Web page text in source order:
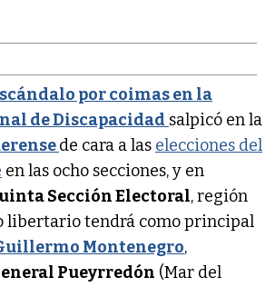
por coimas en la
de Discapacidad salpicó en la
de cara a las elecciones del
en las ocho secciones, y en
Sección Electoral, región
libertario tendrá como principal
Montenegro,
Pueyrredón (Mar del